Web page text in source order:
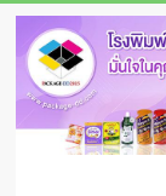
Skip
content
โรง
พิมพ์
กล่อง